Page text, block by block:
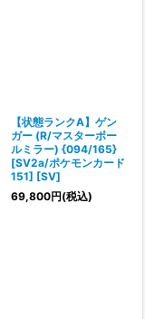
【状態ランクA】ゲン
ガー (R/マスターボー
ルミラー) {094/165}
[SV2a/ポケモンカード
151] [SV]
69,800円(税込)